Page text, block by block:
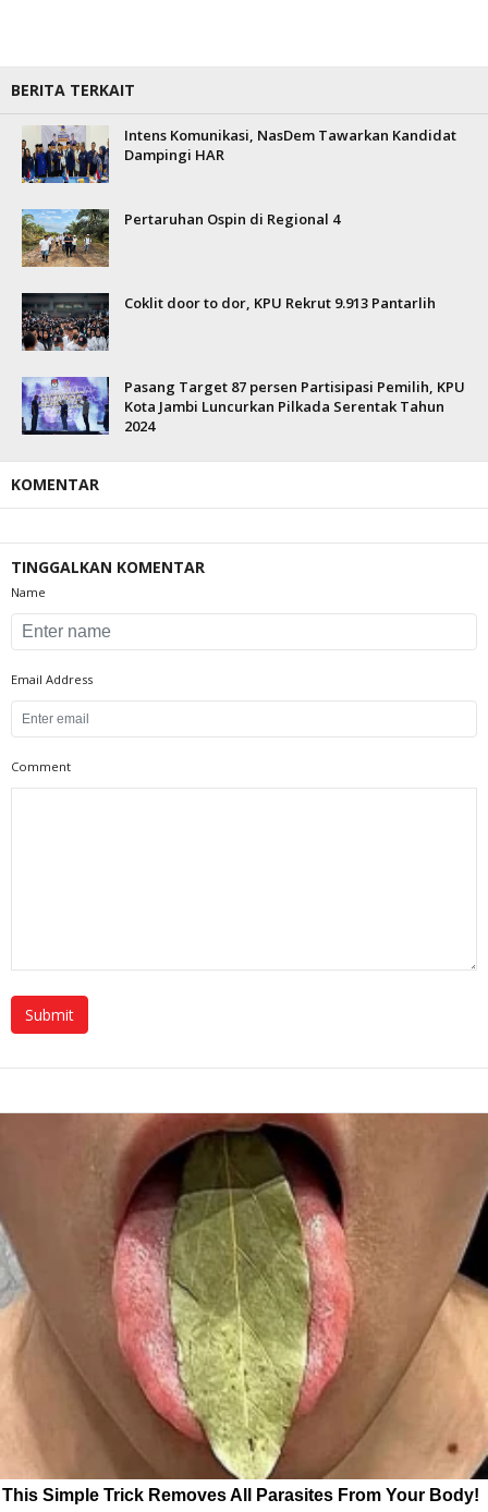
BERITA TERKAIT
Intens Komunikasi, NasDem Tawarkan Kandidat
Dampingi HAR
Pertaruhan Ospin di Regional 4
Coklit door to dor, KPU Rekrut 9.913 Pantarlih
Pasang Target 87 persen Partisipasi Pemilih, KPU
Kota Jambi Luncurkan Pilkada Serentak Tahun
2024
KOMENTAR
TINGGALKAN KOMENTAR
Name
Email Address
Comment
This Simple Trick Removes All Parasites From Your Body!